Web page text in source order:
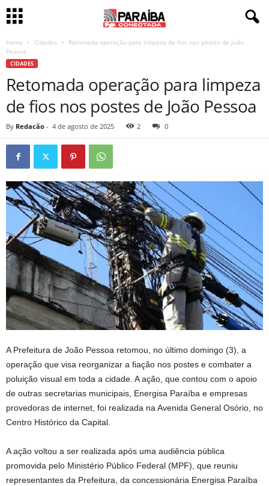
Home Cidades
Retomada operação para limpeza de fios nos postes de João
Pessoa
CIDADES
Retomada operação para limpeza
de fios nos postes de João Pessoa
By Redacão - 4 de agosto de 2025 2 0
A Prefeitura de João Pessoa retomou, no último domingo (3), a
operação que visa reorganizar a fiação nos postes e combater a
poluição visual em toda a cidade. A ação, que contou com o apoio
de outras secretarias municipais, Energisa Paraíba e empresas
provedoras de internet, foi realizada na Avenida General Osório, no
Centro Histórico da Capital.
A ação voltou a ser realizada após uma audiência pública
promovida pelo Ministério Público Federal (MPF), que reuniu
representantes da Prefeitura, da concessionária Energisa Paraíba